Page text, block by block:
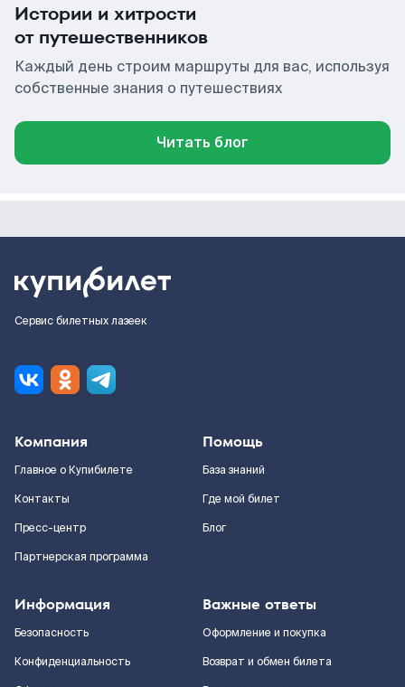
Истории и хитрости
от путешественников
Каждый день строим маршруты для вас, используя
собственные знания о путешествиях
Читать блог
Сервис билетных лазеек
Компания
Главное о Купибилете
Контакты
Пресс-центр
Партнерская программа
Помощь
База знаний
Где мой билет
Блог
Информация
Безопасность
Конфиденциальность
Важные ответы
Оформление и покупка
Возврат и обмен билета